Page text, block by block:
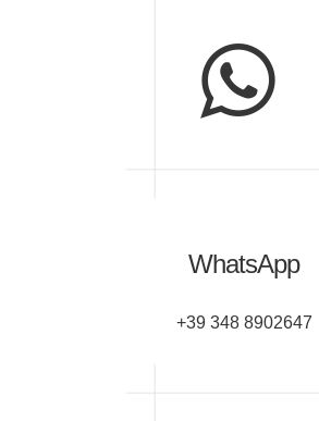
WhatsApp
+39 348 8902647